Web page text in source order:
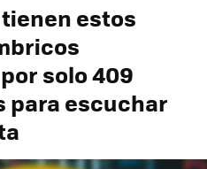
estos
solo 409
para escuchar